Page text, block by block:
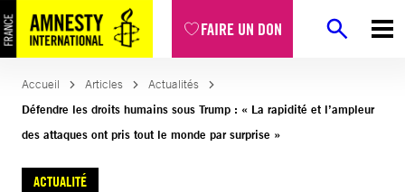
FAIRE UN DON
Aller
au
contenu
Accueil Articles
Actualités
Défendre les droits humains sous Trump : « La rapidité et l’ampleur
des attaques ont pris tout le monde par surprise »
ACTUALITÉ